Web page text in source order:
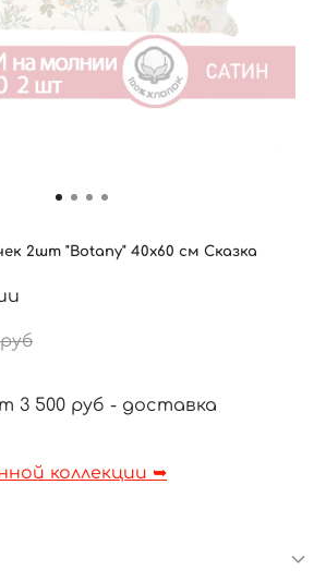
2шт "Botany" 40х60 см Сказка
3 500 руб - доставка
коллекции ➥